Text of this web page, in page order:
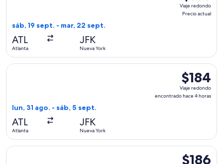
Viaje
redondo,
Viaje redondo
Precio actual
sáb, 19 sept. - mar, 22 sept.
ATL
Atlanta
JFK
Nueva York
$184
Viaje
redondo,
$184
Viaje redondo
encontrado hace 4 horas
lun, 31 ago. - sáb, 5 sept.
ATL
Atlanta
JFK
Nueva York
Seleccionar vuelo de Frontier Airlines, con salida el lun, 31
$186
$186
Seleccionar vuelo de Frontier Airlines, con salida el lun, 31